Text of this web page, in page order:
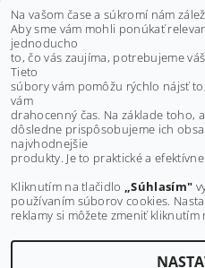
KLIEŠTE
€30 bez
€36,90
Buďte prvý, kto napíše príspevok
Na vašom čase a súkromí nám
Aby sme vám mohli ponúkať
jednoducho
to, čo vás zaujíma, potrebujeme
Tieto
súbory vám pomôžu rýchlo nájsť
vám
drahocenný čas. Na základe toho,
dôsledne prispôsobujeme ich
najvhodnejšie
produkty. Je to praktické a efektívne!
Kliknutím na tlačidlo „Súhlasím"
používaním súborov cookies.
reklamy si môžete zmeniť kliknutím